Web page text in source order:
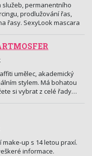
služeb, permanentního
prodlužování řas,
řasy. SexyLook mascara
umělec, akademický
stylem. Má bohatou
si vybrat z celé řady…
up s 14 letou praxí.
informace.